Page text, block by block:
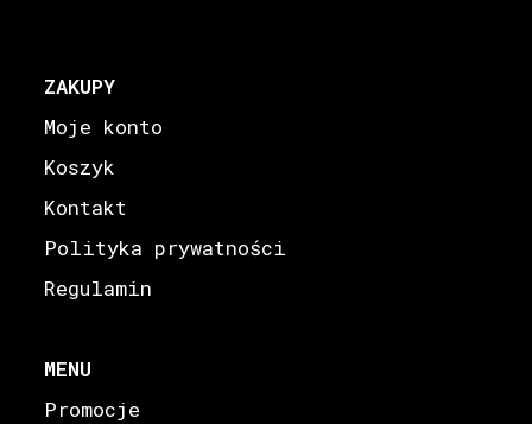
ZAKUPY
Moje konto
Koszyk
Kontakt
Polityka prywatności
Regulamin
MENU
Promocje